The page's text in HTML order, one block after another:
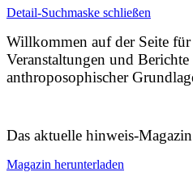
Detail-Suchmaske schließen
Willkommen auf der Seite für
Veranstaltungen und
anthroposophischer
Das aktuelle hinweis-
Magazin herunterladen